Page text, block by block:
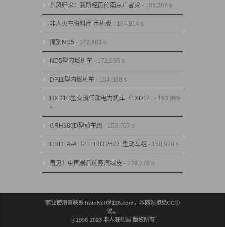
东风归来：我所经历的南京广雪灾 - 185,357 s
非人火车资料库 手机版 - 184,914 s
痛别ND5 - 172,483 s
ND5型内燃机车 - 172,095 s
DF11型内燃机车 - 154,030 s
HXD1G型交流传动电力机车（FXD1）
- 153,965
s
CRH380D型动车组 - 153,707 s
CRH1A-A（ZEFIRO 250）型动车组 - 150,920 s
再见！中国最后的蒸汽绿皮 - 129,778 s
商业使用请联系TrainNet＠126.com，本网站拒绝CC协
议。
@1998-2023 非人狂想屋 版权所有